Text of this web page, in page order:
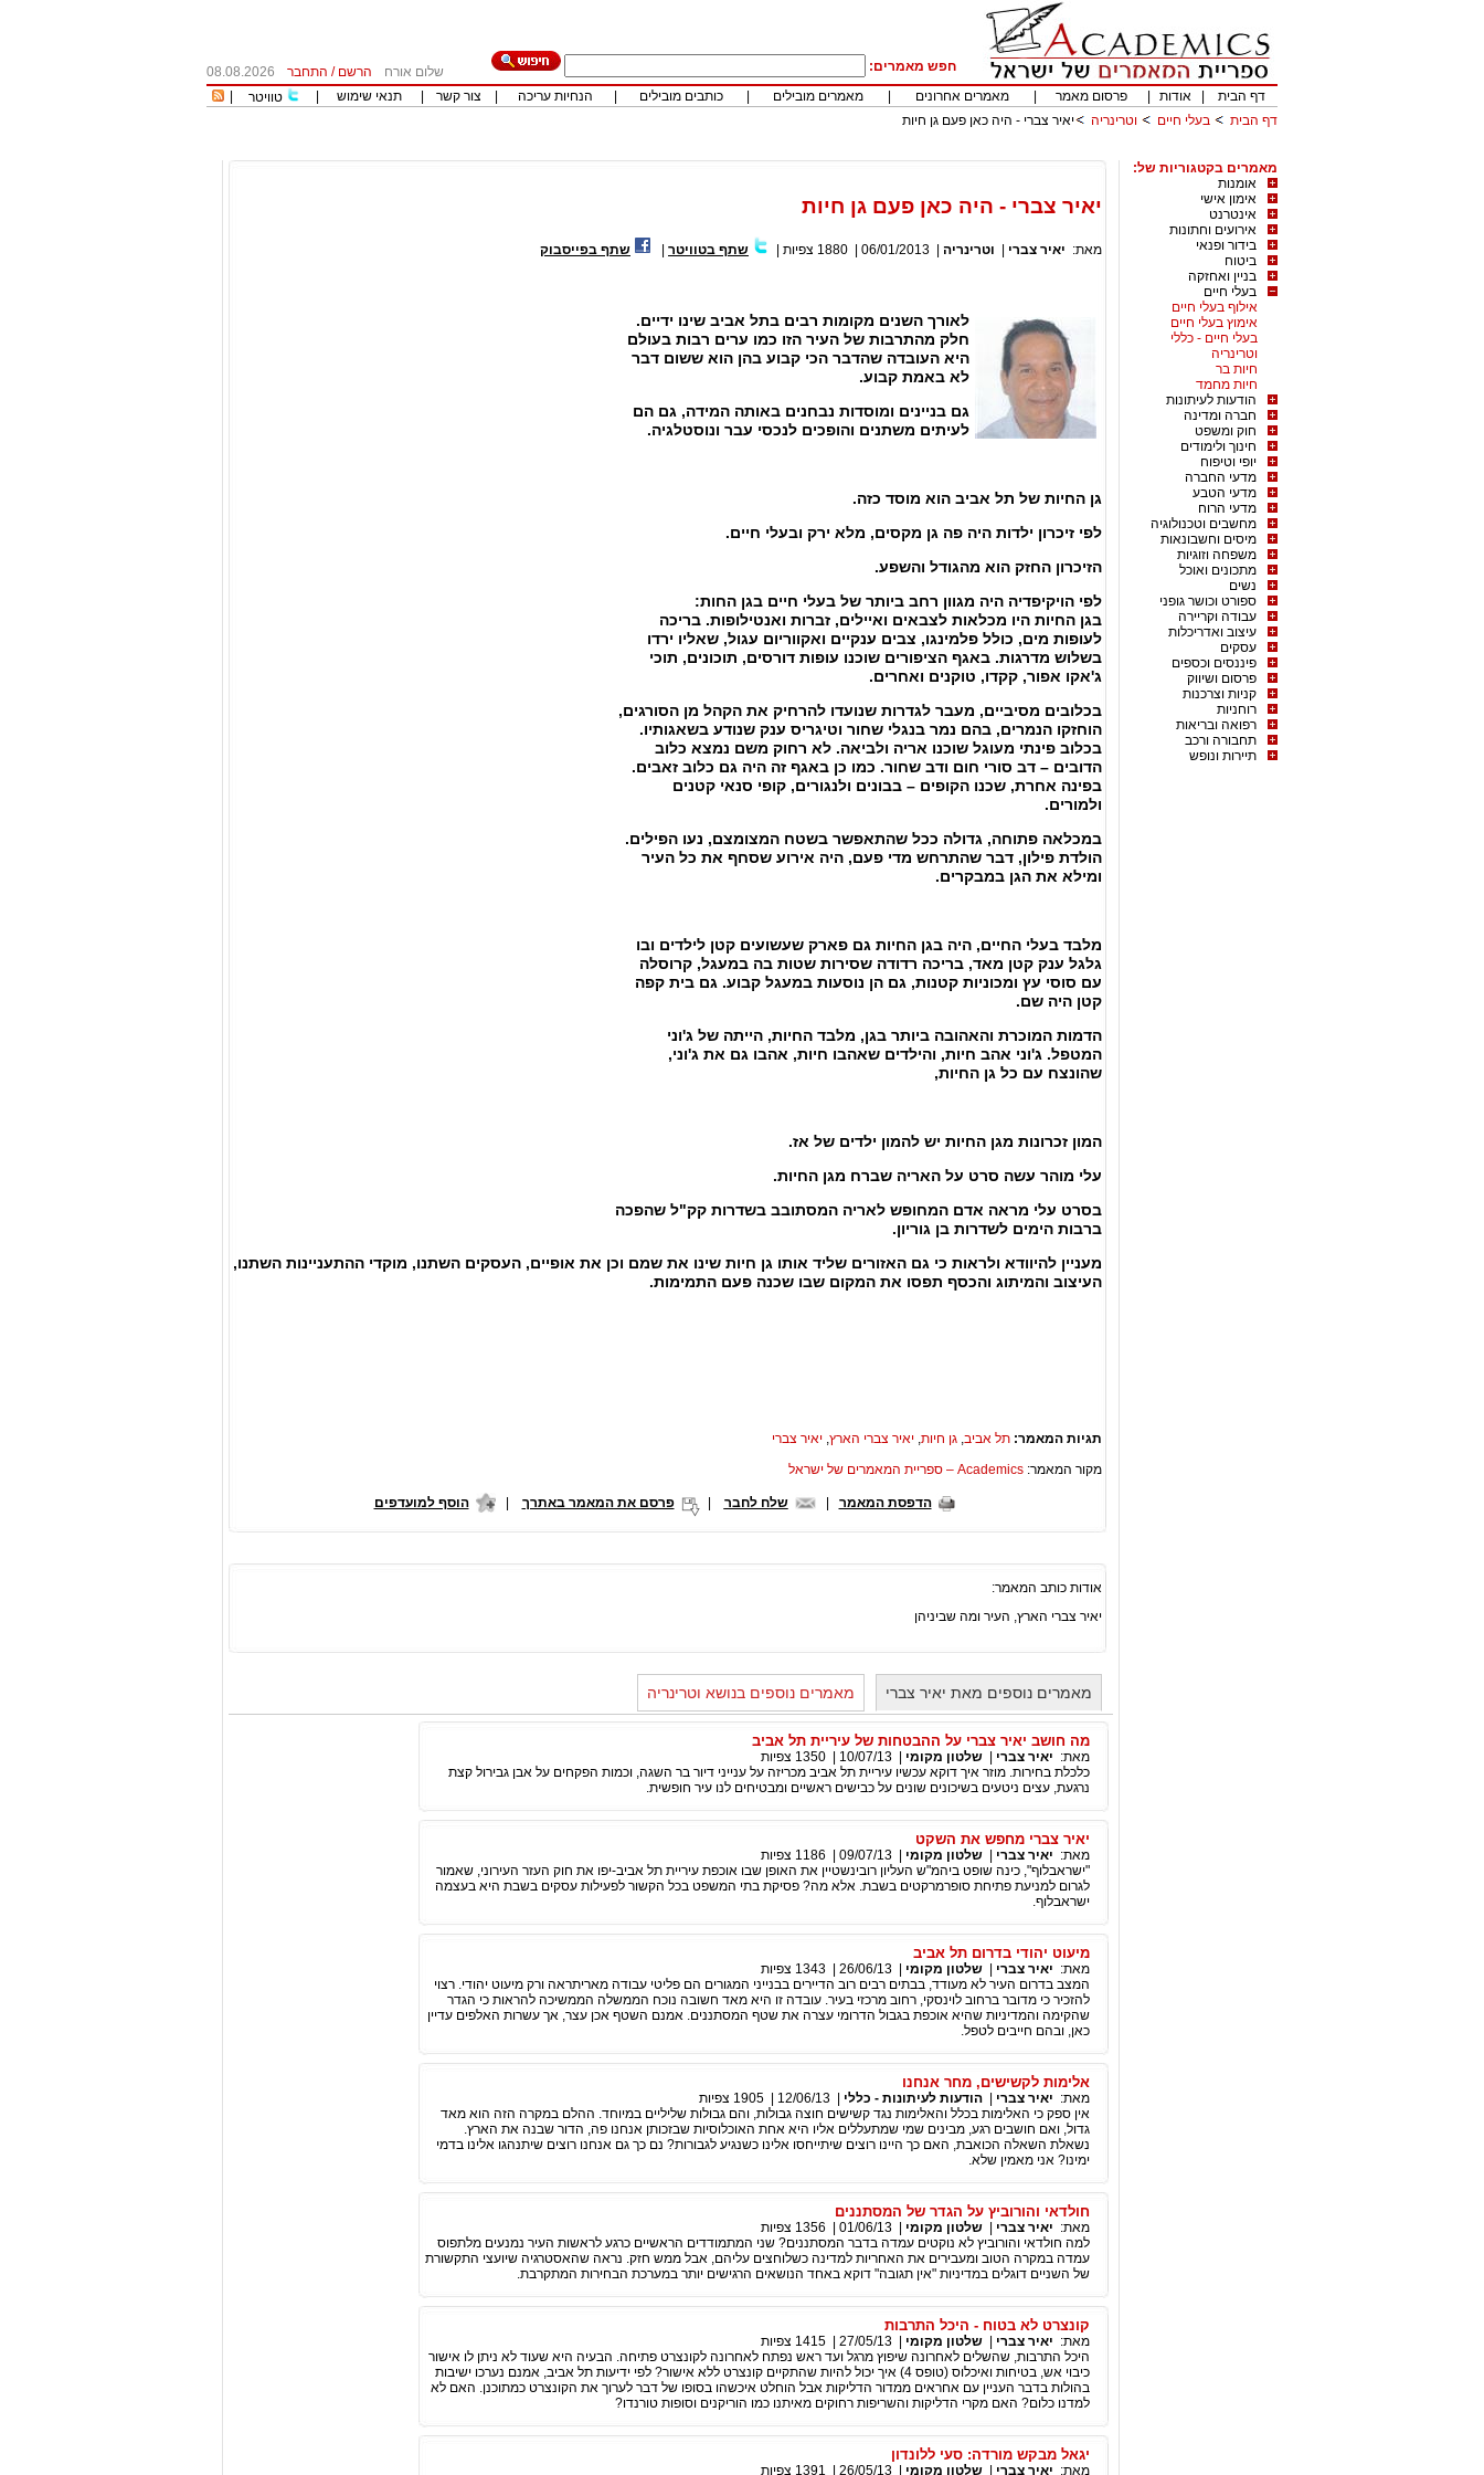
חפש מאמרים: שלום אורח הרשם / התחבר
08.08.2026
דף הבית
אודות פרסום מאמר מאמרים אחרונים מאמרים מובילים כותבים מובילים הנחיות עריכה צור קשר תנאי שימוש טוויטר
דף הבית
בעלי חיים וטרינריה יאיר צברי - היה כאן פעם גן חיות
מאמרים בקטגוריות של:
אומנות
אימון אישי
אינטרנט
אירועים וחתונות
בידור ופנאי
ביטוח
בניין ואחזקה
בעלי חיים
אילוף בעלי חיים
אימוץ בעלי חיים
בעלי חיים - כללי
וטרינריה
חיות בר
חיות מחמד
הודעות לעיתונות
חברה ומדינה
חוק ומשפט
חינוך ולימודים
יופי וטיפוח
מדעי החברה
מדעי הטבע
מדעי הרוח
מחשבים וטכנולוגיה
מיסים וחשבונאות
משפחה וזוגיות
מתכונים ואוכל
נשים
ספורט וכושר גופני
עבודה וקריירה
עיצוב ואדריכלות
עסקים
פיננסים וכספים
פרסום ושיווק
קניות וצרכנות
רוחניות
רפואה ובריאות
תחבורה ורכב
תיירות ונופש
יאיר צברי - היה כאן פעם גן חיות
מאת: יאיר צברי וטרינריה 06/01/2013
1880 צפיות שתף בטוויטר שתף בפייסבוק
לאורך השנים מקומות רבים בתל אביב שינו ידיים.
חלק מהתרבות של העיר הזו כמו ערים רבות בעולם
היא העובדה שהדבר הכי קבוע בהן הוא ששום דבר
לא באמת קבוע.
גם בניינים ומוסדות נבחנים באותה המידה, גם הם
לעיתים משתנים והופכים לנכסי עבר ונוסטלגיה.
גן החיות של תל אביב הוא מוסד כזה.
לפי זיכרון ילדות היה פה גן מקסים, מלא ירק ובעלי חיים.
הזיכרון החזק הוא מהגודל והשפע.
לפי הויקיפדיה היה מגוון רחב ביותר של בעלי חיים בגן החות:
בגן החיות היו מכלאות לצבאים ואיילים, זברות ואנטילופות. בריכה
לעופות מים, כולל פלמינגו, צבים ענקיים ואקווריום עגול, שאליו ירדו
בשלוש מדרגות. באגף הציפורים שוכנו עופות דורסים, תוכונים, תוכי
ג'אקו אפור, קקדו, טוקנים ואחרים.
בכלובים מסיביים, מעבר לגדרות שנועדו להרחיק את הקהל מן הסורגים,
הוחזקו הנמרים, בהם נמר בנגלי שחור וטיגריס ענק שנודע בשאגותיו.
בכלוב פינתי מעוגל שוכנו אריה ולביאה. לא רחוק משם נמצא כלוב
הדובים – דב סורי חום ודב שחור. כמו כן באגף זה היה גם כלוב זאבים.
בפינה אחרת, שכנו הקופים – בבונים ולנגורים, קופי סנאי קטנים
ולמורים.
במכלאה פתוחה, גדולה ככל שהתאפשר בשטח המצומצם, נעו הפילים.
הולדת פילון, דבר שהתרחש מדי פעם, היה אירוע שסחף את כל העיר
ומילא את הגן במבקרים.
מלבד בעלי החיים, היה בגן החיות גם פארק שעשועים קטן לילדים ובו
גלגל ענק קטן מאד, בריכה רדודה שסירות שטות בה במעגל, קרוסלה
עם סוסי עץ ומכוניות קטנות, גם הן נוסעות במעגל קבוע. גם בית קפה
קטן היה שם.
הדמות המוכרת והאהובה ביותר בגן, מלבד החיות, הייתה של ג'וני
המטפל. ג'וני אהב חיות, והילדים שאהבו חיות, אהבו גם את ג'וני,
שהונצח עם כל גן החיות,
המון זכרונות מגן החיות יש להמון ילדים של אז.
עלי מוהר עשה סרט על האריה שברח מגן החיות.
בסרט עלי מראה אדם המחופש לאריה המסתובב בשדרות קק"ל שהפכה
ברבות הימים לשדרות בן גוריון.
מעניין להיוודא ולראות כי גם האזורים שליד אותו גן חיות שינו את שמם וכן את אופיים, העסקים השתנו, מוקדי ההתעניינות השתנו,
העיצוב והמיתוג והכסף תפסו את המקום שבו שכנה פעם התמימות.
תגיות המאמר: תל אביב, גן חיות, יאיר צברי הארץ, יאיר צברי
מקור המאמר: Academics – ספריית המאמרים של ישראל
הדפסת המאמר שלח לחבר פרסם את המאמר באתרך | הוסף למועדפים
אודות כותב המאמר:
יאיר צברי הארץ, העיר ומה שביניהן
מאמרים נוספים מאת יאיר צברי מאמרים נוספים בנושא וטרינריה
מה חושב יאיר צברי על ההבטחות של עיריית תל אביב
מאת: יאיר צברי שלטון מקומי 10/07/13
1350 צפיות
כלכלת בחירות. מוזר איך דוקא עכשיו עיריית תל אביב מכריזה על ענייני דיור בר השגה, וכמות הפקחים על אבן גבירול קצת
נרגעת, עצים ניטעים בשיכונים שונים על כבישים ראשיים ומבטיחים לנו עיר חופשית.
יאיר צברי מחפש את השקט
מאת: יאיר צברי שלטון מקומי 09/07/13
1186 צפיות
"ישראבלוף", כינה שופט ביהמ"ש העליון רובינשטיין את האופן שבו אוכפת עיריית תל אביב-יפו את חוק העזר העירוני, שאמור
לגרום למניעת פתיחת סופרמרקטים בשבת. אלא מה? פסיקת בתי המשפט בכל הקשור לפעילות עסקים בשבת היא בעצמה
ישראבלוף.
מיעוט יהודי בדרום תל אביב
מאת: יאיר צברי שלטון מקומי 26/06/13
1343 צפיות
המצב בדרום העיר לא מעודד, בבתים רבים רוב הדיירים בבנייני המגורים הם פליטי עבודה מאריתראה ורק מיעוט יהודי. רצוי
להזכיר כי מדובר ברחוב לוינסקי, רחוב מרכזי בעיר. עובדה זו היא מאד חשובה נוכח הממשלה הממשיכה להראות כי הגדר
שהקימה והמדיניות שהיא אוכפת בגבול הדרומי עצרה את שטף המסתננים. אמנם השטף אכן עצר, אך עשרות האלפים עדיין
כאן, ובהם חייבים לטפל.
אלימות לקשישים, מחר אנחנו
מאת: יאיר צברי הודעות לעיתונות - כללי 12/06/13
1905 צפיות
אין ספק כי האלימות בכלל והאלימות נגד קשישים חוצה גבולות, והם גבולות שליליים במיוחד. ההלם במקרה הזה הוא מאד
גדול, ואם חושבים רגע, מבינים שמי שמתעללים אליו היא אחת האוכלוסיות שבזכותן אנחנו פה, הדור שבנה את הארץ.
נשאלת השאלה הכואבת, האם כך היינו רוצים שיתייחסו אלינו כשנגיע לגבורות? נם כך גם אנחנו רוצים שיתנהגו אלינו בדמי
ימינו? אני מאמין שלא.
חולדאי והורוביץ על הגדר של המסתננים
מאת: יאיר צברי שלטון מקומי 01/06/13
1356 צפיות
למה חולדאי והורוביץ לא נוקטים עמדה בדבר המסתננים? שני המתמודדים הראשיים כרגע לראשות העיר נמנעים מלתפוס
עמדה במקרה הטוב ומעבירים את האחריות למדינה כשלוחצים עליהם, אבל ממש חזק. נראה שהאסטרגיה שיועצי התקשורת
של השניים דוגלים במדיניות "אין תגובה" דוקא באחד הנושאים הרגישים יותר במערכת הבחירות המתקרבת.
קונצרט לא בטוח - היכל התרבות
מאת: יאיר צברי שלטון מקומי 27/05/13
1415 צפיות
היכל התרבות, שהשלים לאחרונה שיפוץ מרגל ועד ראש נפתח לאחרונה לקונצרט פתיחה. הבעיה היא שעוד לא ניתן לו אישור
כיבוי אש, בטיחות ואיכלוס (טופס 4) איך יכול להיות שהתקיים קונצרט ללא אישור? לפי ידיעות תל אביב, אמנם נערכו ישיבות
בהולות בדבר העניין עם אחראים ממדור הדליקות אבל הוחלט איכשהו בסופו של דבר לערוך את הקונצרט כמתוכנן. האם לא
למדנו כלום? האם מקרי הדליקות והשריפות רחוקים מאיתנו כמו הוריקנים וסופות טורנדו?
יגאל מבקש מורדה: סעי ללונדון
מאת: יאיר צברי שלטון מקומי 26/05/13
1391 צפיות